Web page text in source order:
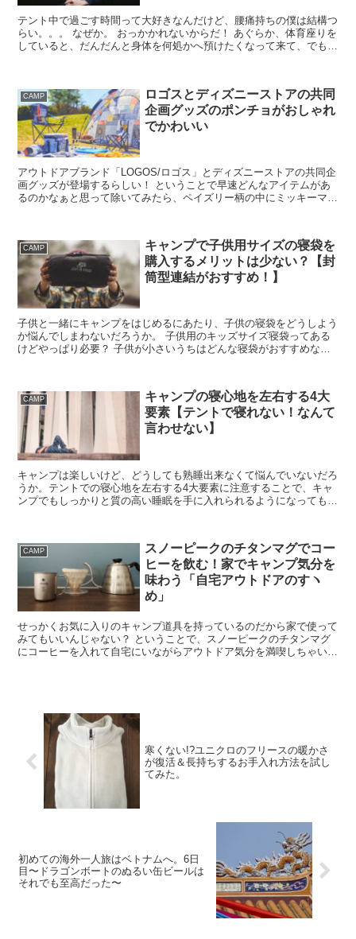
テント中で過ごす時間って大好きなんだけど、腰痛持ちの僕は結構つ
らい。。。 なぜか。 おっかかれないからだ！ あぐらか、体育座りを
していると、だんだんと身体を何処かへ預けたくなって来て、でも背
CAMP
ロゴスとディズニーストアの共同
企画グッズのポンチョがおしゃれ
でかわいい
アウトドアブランド「LOGOS/ロゴス」とディズニーストアの共同企
画グッズが登場するらしい！ ということで早速どんなアイテムがあ
るのかなぁと思って除いてみたら、ペイズリー柄の中にミッキーマウ
CAMP
キャンプで子供用サイズの寝袋を
購入するメリットは少ない？【封
筒型連結がおすすめ！】
子供と一緒にキャンプをはじめるにあたり、子供の寝袋をどうしよう
か悩んでしまわないだろうか。 子供用のキッズサイズ寝袋ってある
けどやっぱり必要？ 子供が小さいうちはどんな寝袋がおすすめな
CAMP
キャンプの寝心地を左右する4大
要素【テントで寝れない！なんて
言わせない】
キャンプは楽しいけど、どうしても熟睡出来なくて悩んでいないだろ
うか。テントでの寝心地を左右する4大要素に注意することで、キャ
ンプでもしっかりと質の高い睡眠を手に入れられるようになってもら
CAMP
スノーピークのチタンマグでコー
ヒーを飲む！家でキャンプ気分を
味わう「自宅アウトドアのすヽ
め」
せっかくお気に入りのキャンプ道具を持っているのだから家で使って
みてもいいんじゃない？ ということで、スノーピークのチタンマグ
にコーヒーを入れて自宅にいながらアウトドア気分を満喫しちゃいま
寒くない!?ユニクロのフリースの暖かさ
が復活＆長持ちするお手入れ方法を試し
てみた。
初めての海外一人旅はベトナムへ。6日
目〜ドラゴンボートのぬるい缶ビールは
それでも至高だった〜